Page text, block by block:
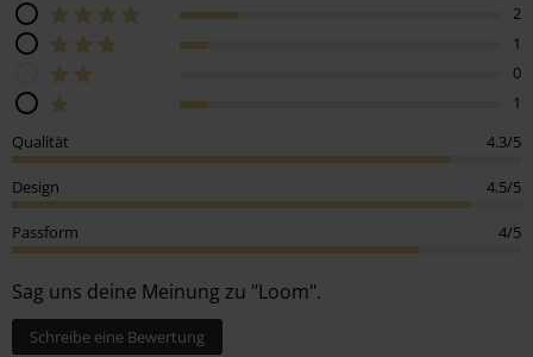
2
1
0
1
Qualität
4.3/5
Design 4.5/5
Passform 4/5
Sag uns deine Meinung zu "Loom".
Schreibe eine Bewertung